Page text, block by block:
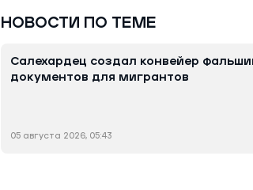
НОВОСТИ ПО ТЕМЕ
Салехардец создал конвейер
документов для мигрантов
05 августа 2026, 05:43